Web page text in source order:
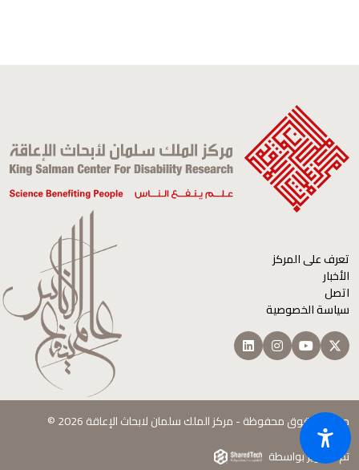
تعرف على المركز
الأخبار
اتصل
سياسة الخصوصية
جميع الحقوق محفوظة - مركز الملك سلمان لابحاث الإعاقة 2026 ©
تم التطوير بواسطة